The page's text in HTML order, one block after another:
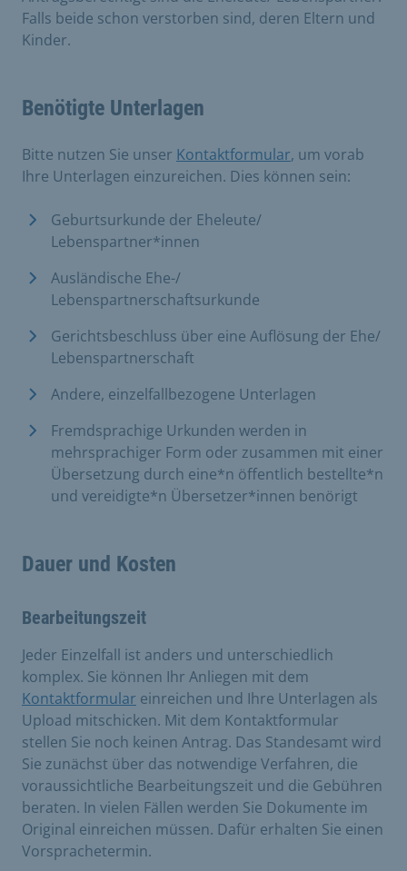
Falls beide schon verstorben sind, deren Eltern und
Kinder.
Benötigte Unterlagen
Bitte nutzen Sie unser Kontaktformular, um vorab
Ihre Unterlagen einzureichen. Dies können sein:
Geburtsurkunde der Eheleute/
Lebenspartner*innen
Ausländische Ehe-/
Lebenspartnerschaftsurkunde
Gerichtsbeschluss über eine Auflösung der Ehe/
Lebenspartnerschaft
Andere, einzelfallbezogene Unterlagen
Fremdsprachige Urkunden werden in
mehrsprachiger Form oder zusammen mit einer
Übersetzung durch eine*n öffentlich bestellte*n
und vereidigte*n Übersetzer*innen benörigt
Dauer und Kosten
Bearbeitungszeit
Jeder Einzelfall ist anders und unterschiedlich
komplex. Sie können Ihr Anliegen mit dem
Kontaktformular einreichen und Ihre Unterlagen als
Upload mitschicken. Mit dem Kontaktformular
stellen Sie noch keinen Antrag. Das Standesamt wird
Sie zunächst über das notwendige Verfahren, die
voraussichtliche Bearbeitungszeit und die Gebühren
beraten. In vielen Fällen werden Sie Dokumente im
Original einreichen müssen. Dafür erhalten Sie einen
Vorsprachetermin.